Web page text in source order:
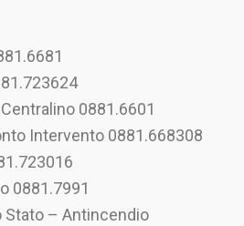
0881.6601
Intervento 0881.668308
0881.7991
Stato – Antincendio